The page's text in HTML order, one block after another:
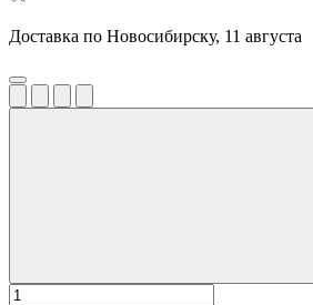
Доставка по Новосибирску, 11 августа